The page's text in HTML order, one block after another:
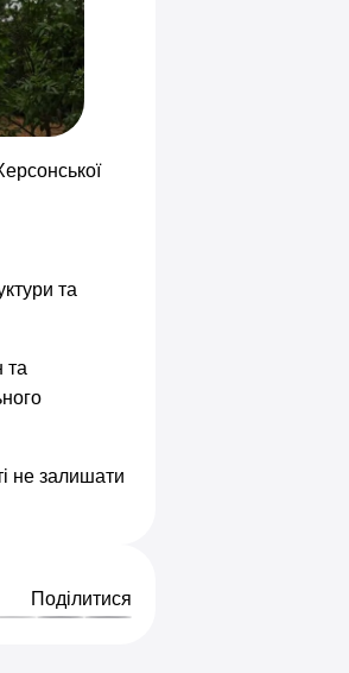
та
та
не залишати
Поділитися